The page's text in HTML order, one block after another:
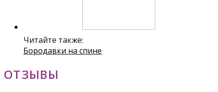
Читайте также:
Бородавки на спине
ОТЗЫВЫ